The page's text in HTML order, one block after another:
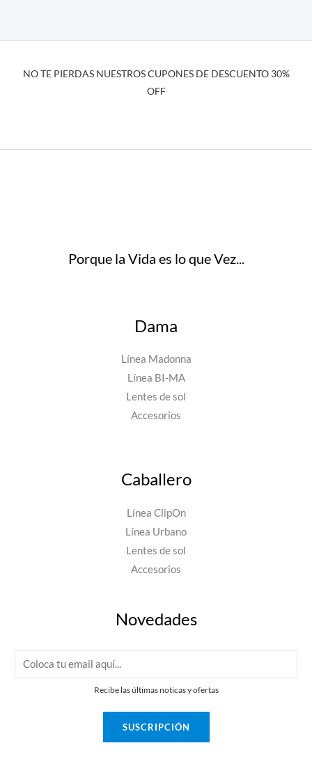
NO TE PIERDAS NUESTROS CUPONES DE DESCUENTO 30%
OFF
Porque la Vida es lo que Vez...
Dama
Línea Madonna
Línea BI-MA
Lentes de sol
Accesorios
Caballero
Línea ClipOn
Línea Urbano
Lentes de sol
Accesorios
Novedades
m
Recibe las últimas noticas y ofertas
SUSCRIPCIÓN